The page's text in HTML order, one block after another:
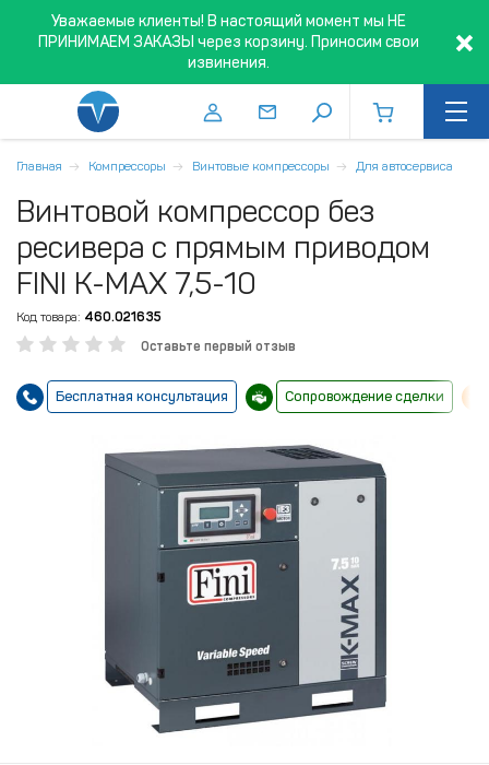
Уважаемые клиенты! В настоящий момент мы НЕ
ПРИНИМАЕМ ЗАКАЗЫ через корзину. Приносим свои
извинения.
Главная Компрессоры Винтовые компрессоры Для автосервиса
Винтовой компрессор без
ресивера с прямым приводом
FINI K-MAX 7,5-10
Код товара: 460.021635
Оставьте первый отзыв
Бесплатная консультация Сопровождение сделки